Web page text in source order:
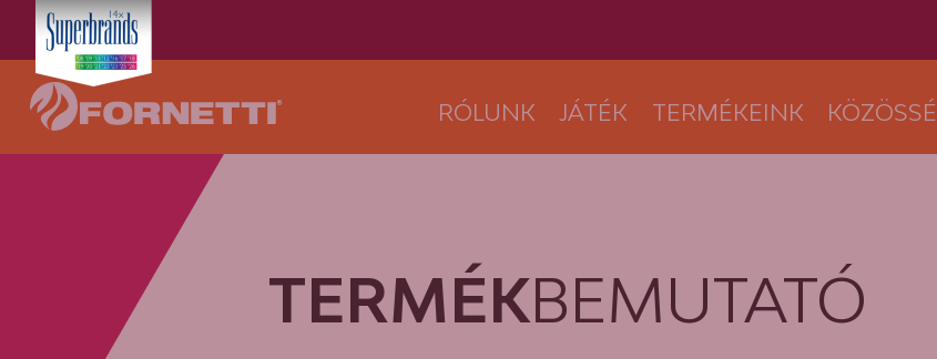
RÓLUNK JÁTÉK TERMÉKEINK
TERMÉKBEMUTATÓ